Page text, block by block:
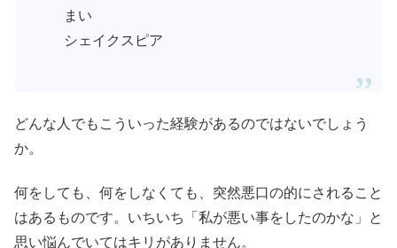
まい
シェイクスピア
どんな人でもこういった経験があるのではないでしょう
か。
何をしても、何をしなくても、突然悪口の的にされること
はあるものです。いちいち「私が悪い事をしたのかな」と
思い悩んでいてはキリがありません。